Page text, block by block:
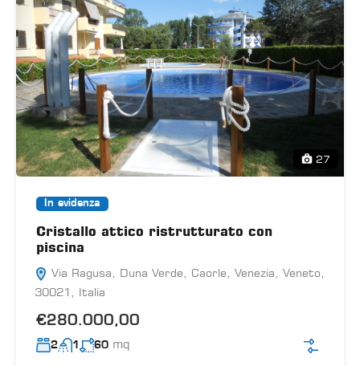
27
In evidenza
Cristallo attico ristrutturato con
piscina
Via Ragusa, Duna Verde, Caorle, Venezia, Veneto,
30021, Italia
€280.000,00
2 1 60 mq